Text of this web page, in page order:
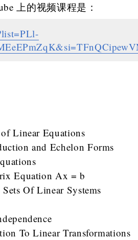
上的视频课程是：
Linear Equations
and Echelon Forms
Equation Ax = b
Of Linear Systems
To Linear Transformations